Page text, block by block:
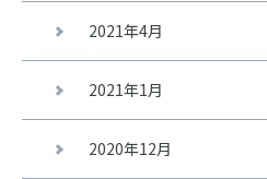
2021年4月
2021年1月
2020年12月